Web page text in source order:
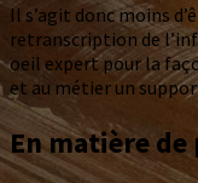
Il s’agit donc moins
retranscription de
oeil expert pour la
et au métier un
En matière